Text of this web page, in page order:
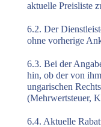
aktuelle Preisliste
6.2. Der
ohne vorherige
6.3. Bei der
hin, ob der von
ungarischen
(Mehrwertsteuer,
6.4. Aktuelle